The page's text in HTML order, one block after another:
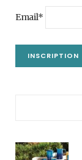
Email*